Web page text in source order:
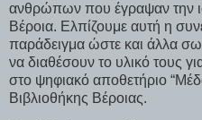
ανθρώπων που έγραψαν την
Βέροια. Ελπίζουμε αυτή η
παράδειγμα ώστε και άλλα
να διαθέσουν το υλικό τους
στο ψηφιακό αποθετήριο
Βιβλιοθήκης Βέροιας.